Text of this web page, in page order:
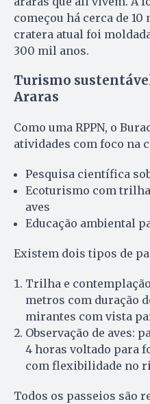
começou há cerca de
cratera atual foi
300 mil anos.
Turismo
Araras
Como uma RPPN, o
atividades com foco na
Pesquisa científica
Ecoturismo com
aves
Educação ambiental
Existem dois tipos de
Trilha e
metros com duração
mirantes com vista
Observação de aves:
4 horas voltado para
com flexibilidade no
Todos os passeios são